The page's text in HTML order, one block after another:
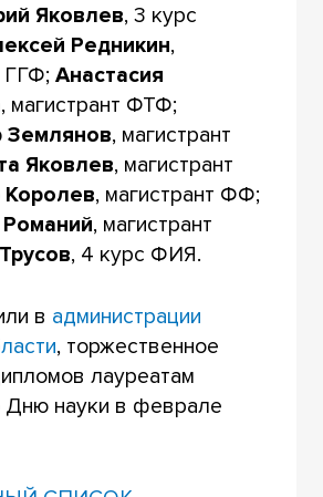
Яковлев, 3 курс
Редникин,
ГГФ; Анастасия
, магистрант ФТФ;
Землянов, магистрант
Яковлев, магистрант
Королев, магистрант ФФ;
Романий, магистрант
, 4 курс ФИЯ.
в администрации
, торжественное
лауреатам
Дню науки в феврале